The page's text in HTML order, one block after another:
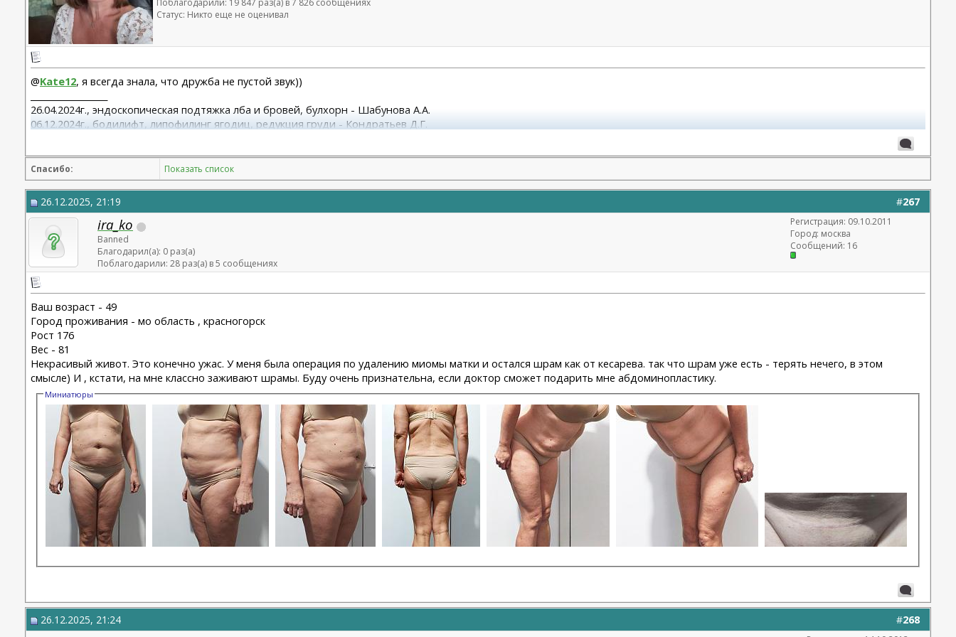
Поблагодарили: 19 847 раз(а) в 7 826 сообщениях
Статус: Никто еще не оценивал
@Kate12, я всегда знала, что дружба не пустой звук))
26.04.2024г., эндоскопическая подтяжка лба и бровей, булхорн - Шабунова А.А.
06.12.2024г., бодилифт, липофилинг ягодиц, редукция груди - Кондратьев Д.Г.
06.01.2026г. феморо пластика+липо ног - Бабикова М.А.
Спасибо: Показать список
#267
26.12.2025, 21:19
ira_ko
Banned
Благодарил(а): 0 раз(а)
Поблагодарили: 28 раз(а) в 5 сообщениях
Регистрация: 09.10.2011
Город: москва
Сообщений: 16
Ваш возраст - 49
Город проживания - мо область , красногорск
Рост 176
Вес - 81
Некрасивый живот. Это конечно ужас. У меня была операция по удалению миомы матки и остался шрам как от кесарева. так что шрам уже есть - терять нечего, в этом
смысле) И , кстати, на мне классно заживают шрамы. Буду очень признательна, если доктор сможет подарить мне абдоминопластику.
Миниатюры
#268
26.12.2025, 21:24